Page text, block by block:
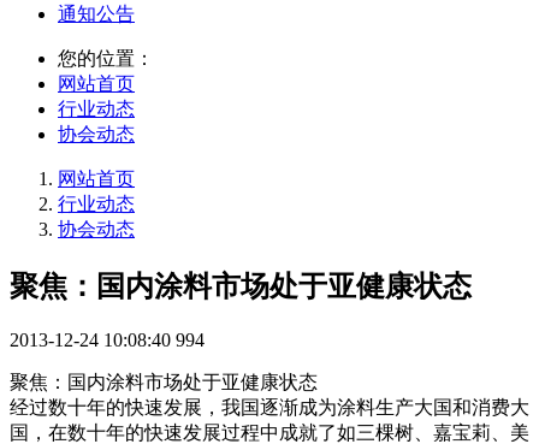
通知公告
您的位置：
网站首页
行业动态
协会动态
网站首页
行业动态
协会动态
聚焦：国内涂料市场处于亚健康状态
2013-12-24 10:08:40 994
聚焦：国内涂料市场处于亚健康状态
经过数十年的快速发展，我国逐渐成为涂料生产大国和消费大
国，在数十年的快速发展过程中成就了如三棵树、嘉宝莉、美